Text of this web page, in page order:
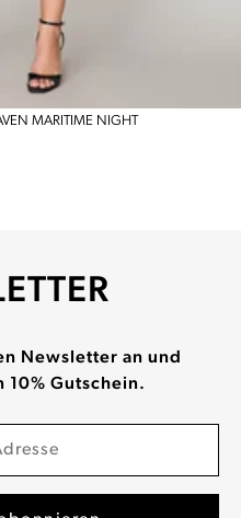
MARITIME NIGHT
Newsletter an und
10% Gutschein.